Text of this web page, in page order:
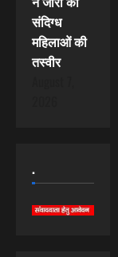
संदिग्ध
महिलाओं की
तस्वीर
.